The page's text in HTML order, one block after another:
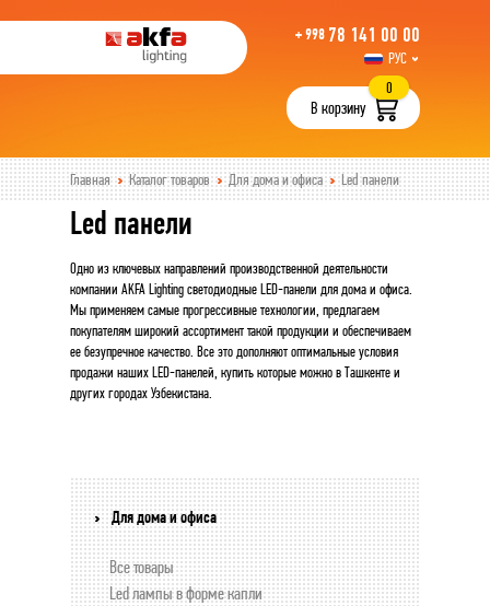
+ 998 78 141 00 00
РУС
UZB
В корзину
0
Главная Каталог товаров Для дома и офиса Led панели
Led панели
Одно из ключевых направлений производственной деятельности
компании AKFA Lighting светодиодные LED-панели для дома и офиса.
Мы применяем самые прогрессивные технологии, предлагаем
покупателям широкий ассортимент такой продукции и обеспечиваем
ее безупречное качество. Все это дополняют оптимальные условия
продажи наших LED-панелей, купить которые можно в Ташкенте и
других городах Узбекистана.
Для дома и офиса
Все товары
Led лампы в форме капли